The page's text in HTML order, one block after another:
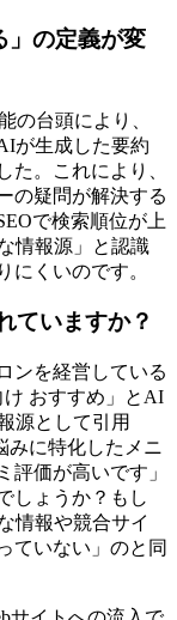
」の定義が変
の台頭により、
が生成した要約
た。これにより、
の疑問が解決する
で検索順位が上
情報源」と認識
にくいのです。
ていますか？
ンを経営している
け おすすめ」とAI
源として引用
みに特化したメニ
評価が高いです」
しょうか？もし
情報や競合サイ
ていない」のと同